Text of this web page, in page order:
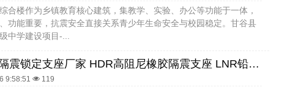
合楼作为乡镇教育核心建筑，集教学、实验、办公等功能于一体，
功能重要，抗震安全直接关系青少年生命安全与校园稳定。甘谷县
中学建设项目-...
高阻尼隔震锁定支座厂家 HDR高阻尼橡胶隔震支座 LNR铅芯隔震支座
9:58:51 119